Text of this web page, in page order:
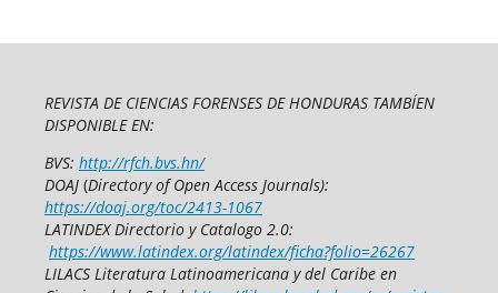
REVISTA DE CIENCIAS FORENSES DE HONDURAS TAMBÍEN
DISPONIBLE EN:
BVS: http://rfch.bvs.hn/
DOAJ(Directory of Open Access Journals):
https://doaj.org/toc/2413-1067
LATINDEX Directorio y Catalogo 2.0:
https://www.latindex.org/latindex/ficha?folio=26267
LILACS Literatura Latinoamericana y del Caribe en